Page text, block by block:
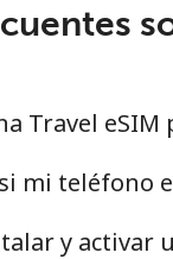
Travel
mi teléfono
y activar